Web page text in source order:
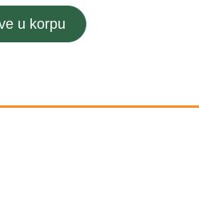
u korpu